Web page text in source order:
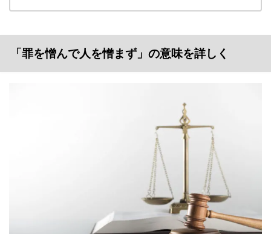
「罪を憎んで人を憎まず」の意味を詳しく